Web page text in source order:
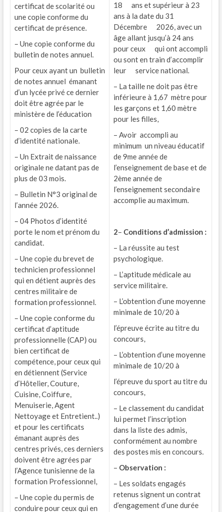
certificat de scolarité ou
une copie conforme du
certificat de présence.
– Une copie conforme du
bulletin de notes annuel.
Pour ceux ayant un bulletin
de notes annuel émanant
d’un lycée privé ce dernier
doit être agrée par le
ministère de l’éducation
– 02 copies de la carte
d’identité nationale.
– Un Extrait de naissance
originale ne datant pas de
plus de 03 mois.
– Bulletin N°3 original de
l’année 2026.
– 04 Photos d’identité
porte le nom et prénom du
candidat.
– Une copie du brevet de
technicien professionnel
qui en détient auprès des
centres militaire de
formation professionnel.
– Une copie conforme du
certificat d’aptitude
professionnelle (CAP) ou
bien certificat de
compétence, pour ceux qui
en détiennent (Service
d’Hôtelier, Couture,
Cuisine, Coiffure,
Menuiserie, Agent
Nettoyage et Entretient..)
et pour les certificats
émanant auprès des
centres privés, ces derniers
doivent être agrées par
l’Agence tunisienne de la
formation Professionnel,
– Une copie du permis de
conduire pour ceux qui en
18 ans et supérieur à 23
ans à la date du 31
Décembre 2026, avec un
âge allant jusqu’à 24 ans
pour ceux qui ont accompli
ou sont en train d’accomplir
leur service national.
– La taille ne doit pas être
inférieure à 1,67 mètre pour
les garçons et 1,60 mètre
pour les filles,
– Avoir accompli au
minimum un niveau éducatif
de 9me année de
l’enseignement de base et de
2ème année de
l’enseignement secondaire
accomplie au maximum.
2– Conditions d’admission :
– La réussite au test
psychologique.
– L’aptitude médicale au
service militaire.
– L’obtention d’une moyenne
minimale de 10/20 à
l’épreuve écrite au titre du
concours,
– L’obtention d’une moyenne
minimale de 10/20 à
l’épreuve du sport au titre du
concours,
– Le classement du candidat
lui permet l’inscription
dans la liste des admis,
conformément au nombre
des postes mis en concours.
– Observation :
– Les soldats engagés
retenus signent un contrat
d’engagement d’une durée